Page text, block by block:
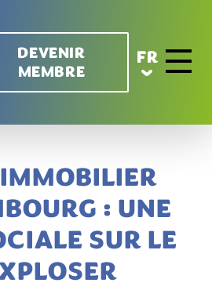
DEVENIR
MEMBRE
FR
Toggle
: UNE
SUR LE